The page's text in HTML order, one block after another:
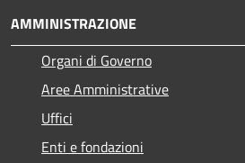
AMMINISTRAZIONE
Organi di Governo
Aree Amministrative
Uffici
Enti e fondazioni